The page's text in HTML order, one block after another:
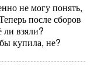
не могу понять,
после сборов
ли взяли?
купила, не?